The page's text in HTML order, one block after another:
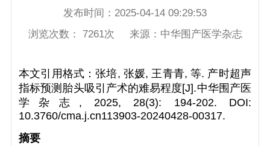
发布时间： 2025-04-14 09:29:53
浏览次数： 7261次 来源： 中华围产医学杂志
本文引用格式：张培, 张媛, 王青青, 等. 产时超声
指标预测胎头吸引产术的难易程度[J].中华围产医
学杂志, 2025, 28(3): 194-202. DOI:
10.3760/cma.j.cn113903-20240428-00317.
摘要